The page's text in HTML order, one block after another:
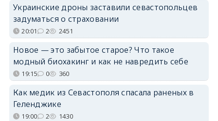
Украинские дроны заставили севастопольцев
задуматься о страховании
20:01 2 2451
Новое — это забытое старое? Что такое
модный биохакинг и как не навредить себе
19:15 0 360
Как медик из Севастополя спасала раненых в
Геленджике
19:00 2 1430